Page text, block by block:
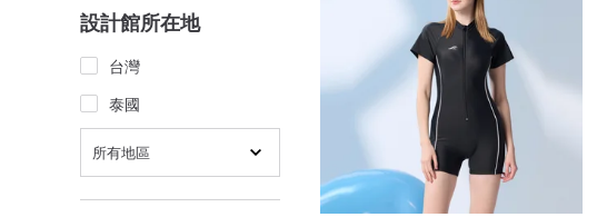
設計館所在地
台灣
泰國
所有地區